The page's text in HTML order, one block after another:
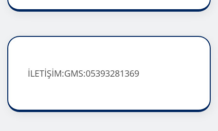
İLETİŞİM:GMS:05393281369